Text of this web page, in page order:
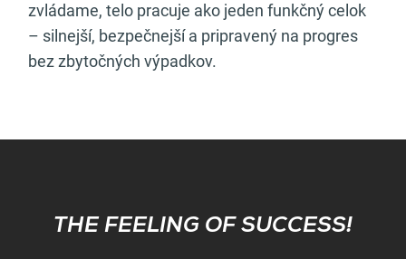
zvládame, telo pracuje ako jeden funkčný celok
– silnejší, bezpečnejší a pripravený na progres
bez zbytočných výpadkov.
Subscribe
THE FEELING OF SUCCESS!